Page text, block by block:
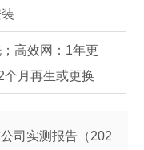
高效网：1年更
个月再生或更换
司实测报告（202